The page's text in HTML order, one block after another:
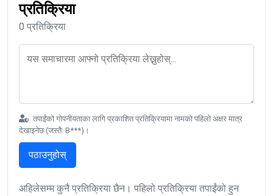
प्रतिक्रिया
0 प्रतिक्रिया
तपाईंको गोपनीयताका लागि प्रकाशित प्रतिक्रियामा नामको पहिलो अक्षर मात्र
देखाइनेछ (जस्तै: B***)।
पठाउनुहोस्
अहिलेसम्म कुनै प्रतिक्रिया छैन। पहिलो प्रतिक्रिया तपाईंको हुन